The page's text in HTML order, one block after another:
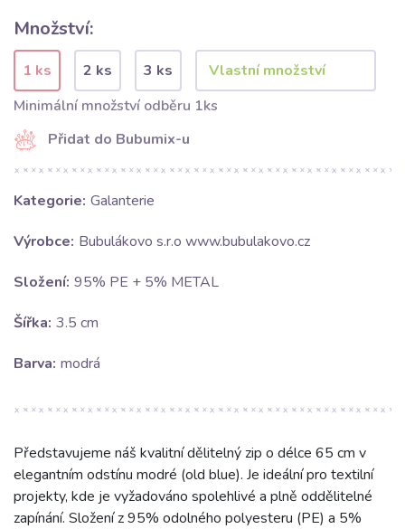
Množství:
1 ks 2 ks
3 ks
Minimální množství odběru 1ks
Přidat do Bubumix-u
Kategorie: Galanterie
Výrobce: Bubulákovo s.r.o www.bubulakovo.cz
Složení: 95% PE + 5% METAL
Šířka: 3.5 cm
Barva: modrá
Představujeme náš kvalitní dělitelný zip o délce 65 cm v
elegantním odstínu modré (old blue). Je ideální pro textilní
projekty, kde je vyžadováno spolehlivé a plně oddělitelné
zapínání. Složení z 95% odolného polyesteru (PE) a 5%